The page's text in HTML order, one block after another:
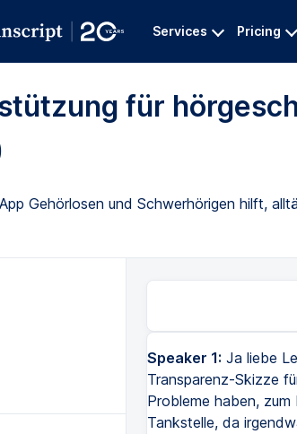
Services Pricing
für
Gehörlosen und Schwerhörigen hilft,
Speaker 1: Ja liebe
Transparenz-Skizze
Probleme haben,
Tankstelle, da